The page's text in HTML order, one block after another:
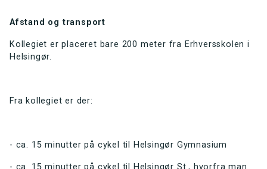
Afstand og transport
Kollegiet er placeret bare 200 meter fra Erhversskolen i
Helsingør.
Fra kollegiet er der:
- ca. 15 minutter på cykel til Helsingør Gymnasium
- ca. 15 minutter på cykel til Helsingør St., hvorfra man